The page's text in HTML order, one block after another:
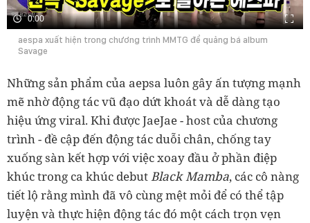
0:00
aespa xuất hiện trong chương trình MMTG để quảng bá album
Savage
Những sản phẩm của aepsa luôn gây ấn tượng mạnh
mẽ nhờ động tác vũ đạo dứt khoát và dễ dàng tạo
hiệu ứng viral. Khi được JaeJae - host của chương
trình - đề cập đến động tác duỗi chân, chống tay
xuống sàn kết hợp với việc xoay đầu ở phần điệp
khúc trong ca khúc debut Black Mamba, các cô nàng
tiết lộ rằng mình đã vô cùng mệt mỏi để có thể tập
luyện và thực hiện động tác đó một cách trọn vẹn